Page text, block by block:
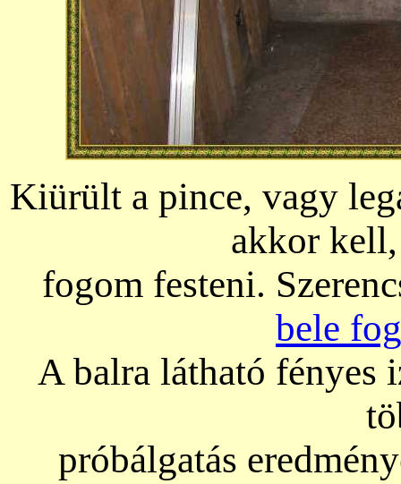
Kiürült a pince, vagy
akkor
fogom festeni.
bele
A balra látható fényes
próbálgatás